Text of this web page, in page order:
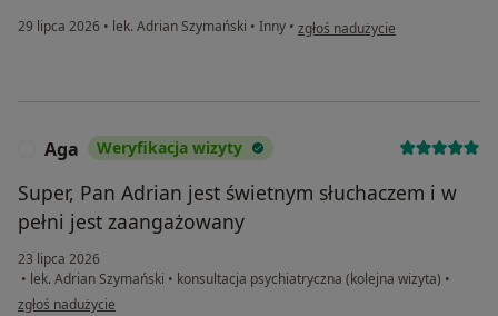
29 lipca 2026 • lek. Adrian Szymański • Inny • w opinii użytkownika TM
zgłoś nadużycie
Aga Weryfikacja wizyty
Super, Pan Adrian jest świetnym słuchaczem i w
pełni jest zaangażowany
23 lipca 2026
• lek. Adrian Szymański • konsultacja psychiatryczna (kolejna wizyta) •
w opinii użytkownika Aga
zgłoś nadużycie